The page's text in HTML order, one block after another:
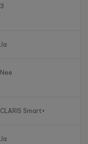
3
Ja
Nee
CLARIS Smart+
Ja